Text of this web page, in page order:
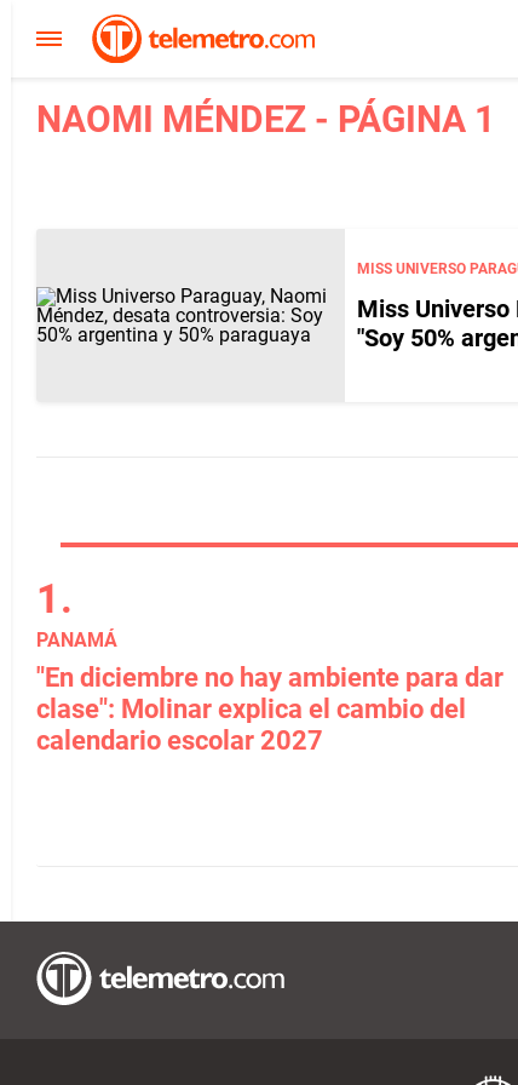
NAOMI MÉNDEZ - PÁGINA 1
MISS UNIVERSO
Miss Universo
"Soy 50%
PANAMÁ
"En diciembre no hay ambiente para dar
clase": Molinar explica el cambio del
calendario escolar 2027